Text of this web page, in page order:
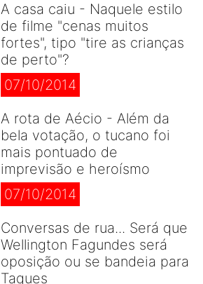
A casa caiu - Naquele estilo
de filme "cenas muitos
fortes", tipo "tire as crianças
de perto"?
07/10/2014
A rota de Aécio - Além da
bela votação, o tucano foi
mais pontuado de
imprevisão e heroísmo
07/10/2014
Conversas de rua... Será que
Wellington Fagundes será
oposição ou se bandeia para
Taques